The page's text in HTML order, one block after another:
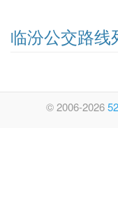
临汾公交路线
© 2006-2026